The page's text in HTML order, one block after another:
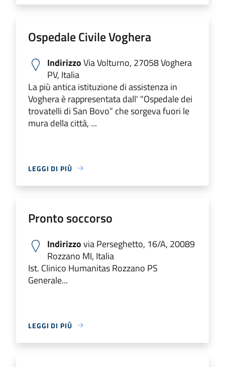
Ospedale Civile Voghera
IndirizzoVia Volturno, 27058 Voghera
PV, Italia
La più antica istituzione di assistenza in
Voghera è rappresentata dall' "Ospedale dei
trovatelli di San Bovo” che sorgeva fuori le
mura della città, ...
LEGGI DI PIÙ
Pronto soccorso
Indirizzovia Perseghetto, 16/A, 20089
Rozzano MI, Italia
Ist. Clinico Humanitas Rozzano PS
Generale...
LEGGI DI PIÙ